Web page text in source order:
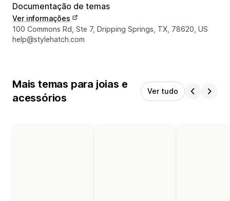
Documentação de temas
Ver informações
Informações de contato do designer
100 Commons Rd, Ste 7, Dripping Springs, TX, 78620, US
help@stylehatch.com
Mais temas para joias e
acessórios
Ver tudo